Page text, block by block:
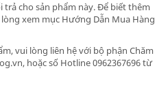
trả cho sản phẩm này. Để biết thêm
xem mục Hướng Dẫn Mua Hàng
vui lòng liên hệ với bộ phận Chăm
hoặc số Hotline 0962367696 từ